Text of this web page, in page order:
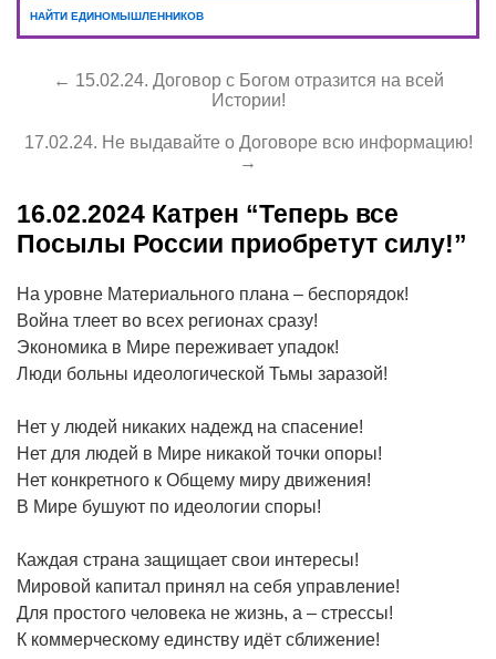
НАЙТИ ЕДИНОМЫШЛЕННИКОВ
← 15.02.24. Договор с Богом отразится на всей
Истории!
17.02.24. Не выдавайте о Договоре всю информацию!
→
16.02.2024 Катрен “Теперь все
Посылы России приобретут силу!”
На уровне Материального плана – беспорядок!
Война тлеет во всех регионах сразу!
Экономика в Мире переживает упадок!
Люди больны идеологической Тьмы заразой!
Нет у людей никаких надежд на спасение!
Нет для людей в Мире никакой точки опоры!
Нет конкретного к Общему миру движения!
В Мире бушуют по идеологии споры!
Каждая страна защищает свои интересы!
Мировой капитал принял на себя управление!
Для простого человека не жизнь, а – стрессы!
К коммерческому единству идёт сближение!